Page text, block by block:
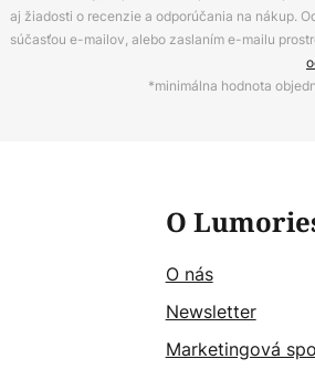
aj žiadosti o recenzie a odporúčania na nákup.
súčasťou e-mailov, alebo zaslaním e-mailu
*minimálna hodnota
O
O nás
Newsletter
Marketingová